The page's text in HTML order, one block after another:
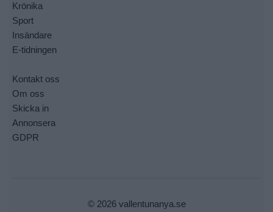
Krönika
Sport
Insändare
E-tidningen
Kontakt oss
Om oss
Skicka in
Annonsera
GDPR
© 2026 vallentunanya.se